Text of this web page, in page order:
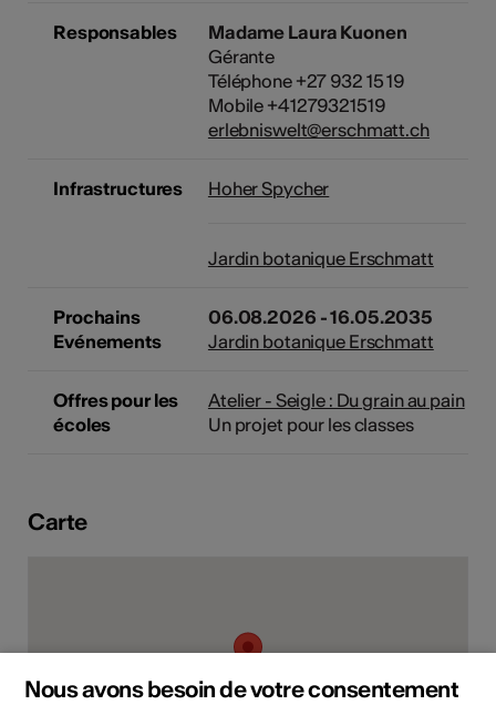
Responsables
Madame Laura Kuonen
Gérante
Téléphone +27 932 15 19
Mobile +41279321519
erlebniswelt@erschmatt.ch
Infrastructures Hoher Spycher
Jardin botanique Erschmatt
Prochains
Evénements
06.08.2026 - 16.05.2035
Jardin botanique Erschmatt
Offres pour les
écoles
Atelier - Seigle : Du grain au pain
Un projet pour les classes
Carte
Nous avons besoin de votre consentement